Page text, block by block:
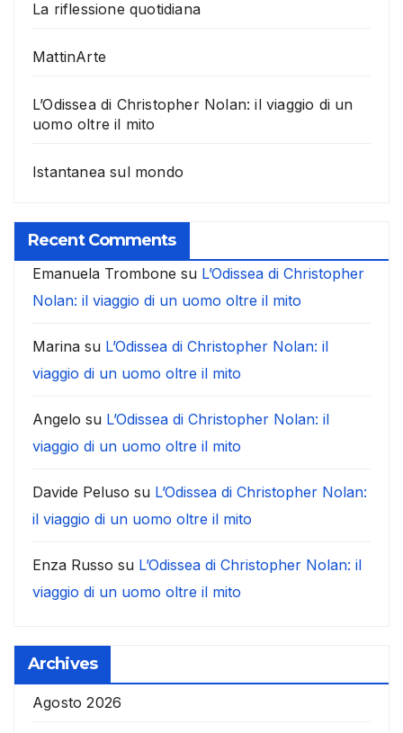
La riflessione quotidiana
MattinArte
L’Odissea di Christopher Nolan: il viaggio di un
uomo oltre il mito
Istantanea sul mondo
Recent Comments
Emanuela Trombone su L’Odissea di Christopher
Nolan: il viaggio di un uomo oltre il mito
Marina su L’Odissea di Christopher Nolan: il
viaggio di un uomo oltre il mito
Angelo su L’Odissea di Christopher Nolan: il
viaggio di un uomo oltre il mito
Davide Peluso su L’Odissea di Christopher Nolan:
il viaggio di un uomo oltre il mito
Enza Russo su L’Odissea di Christopher Nolan: il
viaggio di un uomo oltre il mito
Archives
Agosto 2026